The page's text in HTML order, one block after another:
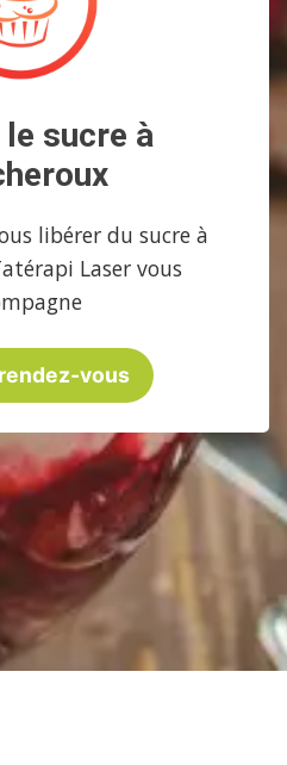
sucre à
libérer du sucre à
Laser vous
vous